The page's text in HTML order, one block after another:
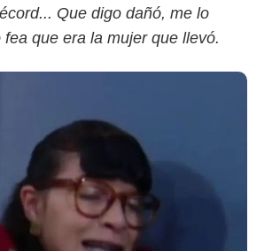
Que digo dañó, me lo
que era la mujer que llevó.